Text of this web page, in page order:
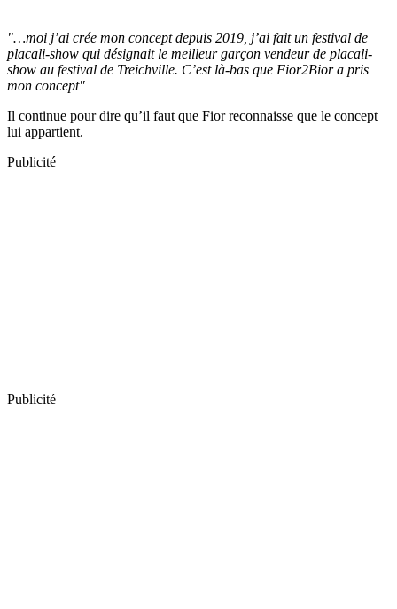
"…moi j’ai crée mon concept depuis 2019, j’ai fait un festival de
placali-show qui désignait le meilleur garçon vendeur de placali-
show au festival de Treichville. C’est là-bas que Fior2Bior a pris
mon concept"
Il continue pour dire qu’il faut que Fior reconnaisse que le concept
lui appartient.
Publicité
Publicité